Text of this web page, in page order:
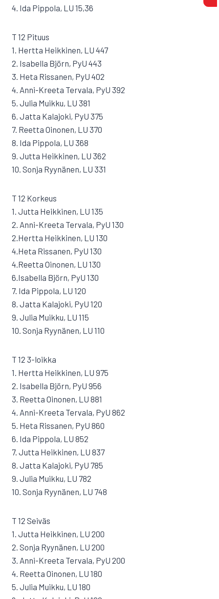
4. Ida Pippola, LU 15,36
T 12 Pituus
1. Hertta Heikkinen, LU 447
2. Isabella Björn, PyU 443
3. Heta Rissanen, PyU 402
4. Anni-Kreeta Tervala, PyU 392
5. Julia Muikku, LU 381
6. Jatta Kalajoki, PyU 375
7. Reetta Oinonen, LU 370
8. Ida Pippola, LU 368
9. Jutta Heikkinen, LU 362
10. Sonja Ryynänen, LU 331
T 12 Korkeus
1. Jutta Heikkinen, LU 135
2. Anni-Kreeta Tervala, PyU 130
2.Hertta Heikkinen, LU 130
4.Heta Rissanen, PyU 130
4.Reetta Oinonen, LU 130
6.Isabella Björn, PyU 130
7. Ida Pippola, LU 120
8. Jatta Kalajoki, PyU 120
9. Julia Muikku, LU 115
10. Sonja Ryynänen, LU 110
T 12 3-loikka
1. Hertta Heikkinen, LU 975
2. Isabella Björn, PyU 956
3. Reetta Oinonen, LU 881
4. Anni-Kreeta Tervala, PyU 862
5. Heta Rissanen, PyU 860
6. Ida Pippola, LU 852
7. Jutta Heikkinen, LU 837
8. Jatta Kalajoki, PyU 785
9. Julia Muikku, LU 782
10. Sonja Ryynänen, LU 748
T 12 Seiväs
1. Jutta Heikkinen, LU 200
2. Sonja Ryynänen, LU 200
3. Anni-Kreeta Tervala, PyU 200
4. Reetta Oinonen, LU 180
5. Julia Muikku, LU 180